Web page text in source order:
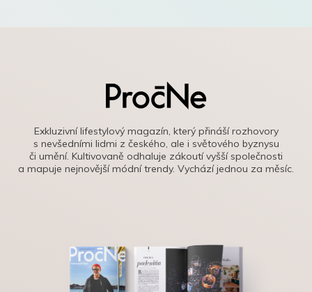
Exkluzivní lifestylový magazín, který přináší rozhovory
s nevšedními lidmi z českého, ale i světového byznysu
či umění. Kultivovaně odhaluje zákoutí vyšší společnosti
a mapuje nejnovější módní trendy. Vychází jednou za měsíc.